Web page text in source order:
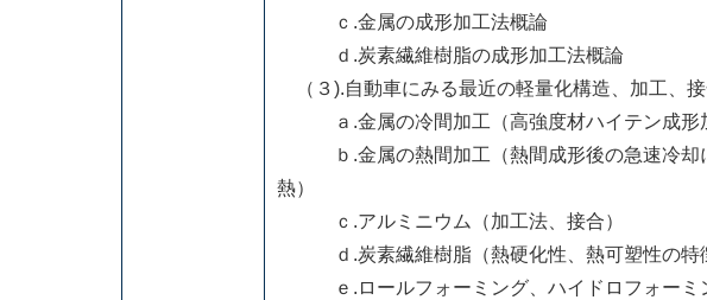
ｃ.金属の成形加工法概論
ｄ.炭素繊維樹脂の成形加工法概論
（３).自動車にみる最近の軽量化構造、加工、
ａ.金属の冷間加工（高強度材ハイテン成形加
ｂ.金属の熱間加工（熱間成形後の急速冷却
熱）
ｃ.アルミニウム（加工法、接合）
ｄ.炭素繊維樹脂（熱硬化性、熱可塑性の特徴
ｅ.ロールフォーミング、ハイドロフォーミ